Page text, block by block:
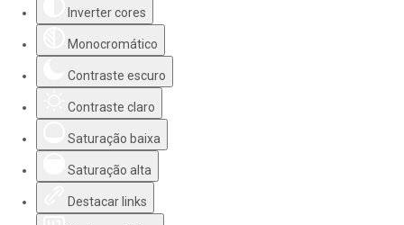
Inverter cores
Monocromático
Contraste escuro
Contraste claro
Saturação baixa
Saturação alta
Destacar links